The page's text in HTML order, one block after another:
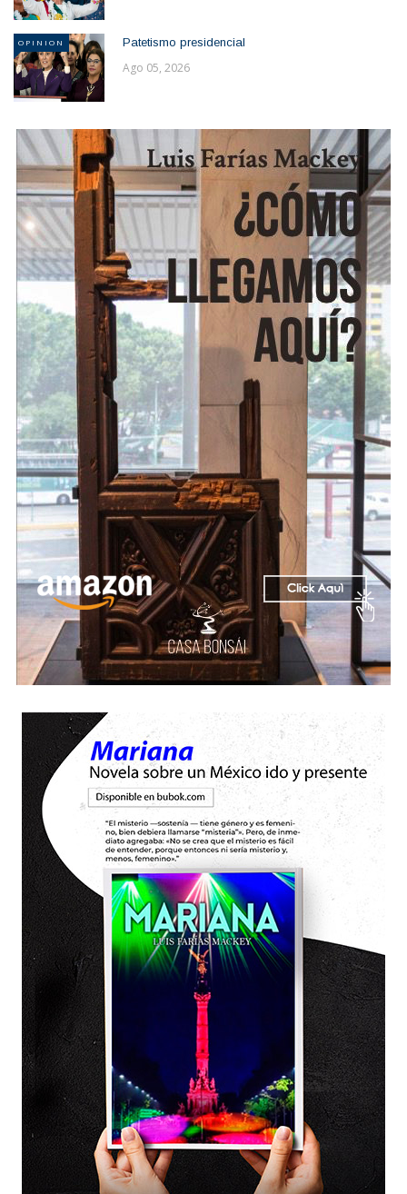
OPINION Patetismo presidencial
Ago 05, 2026